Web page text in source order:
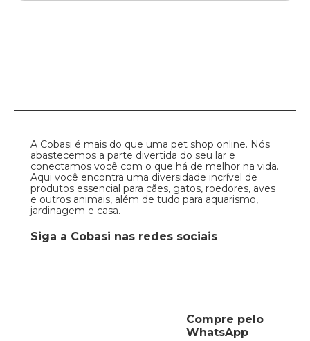
A Cobasi é mais do que uma pet shop online. Nós
abastecemos a parte divertida do seu lar e
conectamos você com o que há de melhor na vida.
Aqui você encontra uma diversidade incrível de
produtos essencial para cães, gatos, roedores, aves
e outros animais, além de tudo para aquarismo,
jardinagem e casa.
Siga a Cobasi nas redes sociais
Compre pelo
WhatsApp